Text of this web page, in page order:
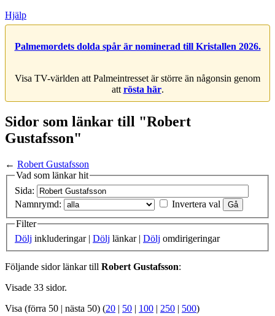
Hjälp
Palmemordets dolda spår är nominerad till Kristallen 2026.
Visa TV-världen att Palmeintresset är större än någonsin genom
att rösta här.
Sidor som länkar till "Robert
Gustafsson"
← Robert Gustafsson
Vad som länkar hit
Sida:
Namnrymd:
Invertera val
Filter
Dölj inkluderingar | Dölj länkar | Dölj omdirigeringar
Följande sidor länkar till Robert Gustafsson:
Visade 33 sidor.
Visa (förra 50 | nästa 50) (20 | 50 | 100 | 250 | 500)